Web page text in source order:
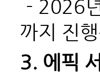
- 2026
까지 진
3. 에픽